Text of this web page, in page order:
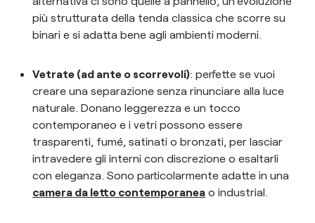
più strutturata della tenda classica che scorre su
binari e si adatta bene agli ambienti moderni.
Vetrate (ad ante o scorrevoli): perfette se vuoi
creare una separazione senza rinunciare alla luce
naturale. Donano leggerezza e un tocco
contemporaneo e i vetri possono essere
trasparenti, fumé, satinati o bronzati, per lasciar
intravedere gli interni con discrezione o esaltarli
con eleganza. Sono particolarmente adatte in una
camera da letto contemporanea o industrial.